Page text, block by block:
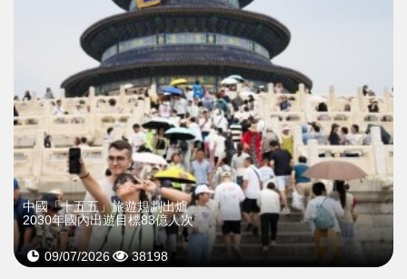
中國「十五五」旅遊規劃出爐
2030年國內出遊目標83億人次
09/07/2026 38198